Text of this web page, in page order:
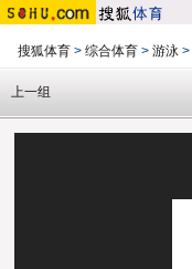
搜狐体育 > 综合体育 > 游泳 >
上一组